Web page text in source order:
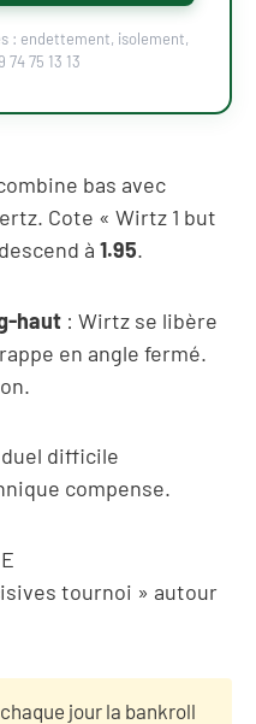
: endettement, isolement,
74 75 13 13
bas avec
Cote « Wirtz 1 but
à 1.95.
haut : Wirtz se libère
en angle fermé.
difficile
compense.
tournoi » autour
jour la bankroll